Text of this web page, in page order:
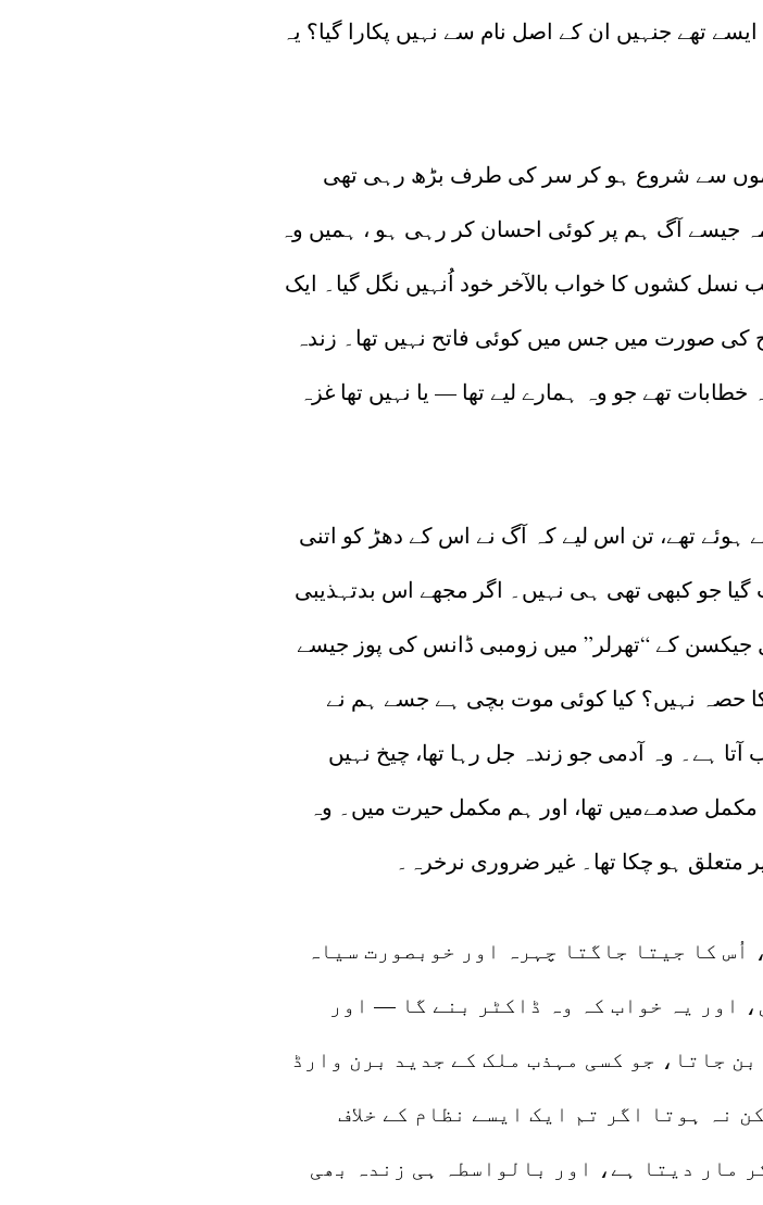
تھے جنہیں ان کے اصل نام سے نہیں پکارا گیا؟ یہ
سے شروع ہو کر سر کی طرف بڑھ رہی تھی
جیسے آگ ہم پر کوئی احسان کر رہی ہو ، ہمیں وہ
کشوں کا خواب بالآخر خود اُنہیں نگل گیا۔ ایک
کی صورت میں جس میں کوئی فاتح نہیں تھا۔ زندہ
تھے جو وہ ہمارے لیے تھا — یا نہیں تھا غزہ
ہوئے تھے، تن اس لیے کہ آگ نے اس کے دھڑ کو اتنی
جو کبھی تھی ہی نہیں۔ اگر مجھے اس بدتہذیبی
کے “تھرلر” میں زومبی ڈانس کی پوز جیسے
حصہ نہیں؟ کیا کوئی موت بچی ہے جسے ہم نے
ہے۔ وہ آدمی جو زندہ جل رہا تھا، چیخ نہیں
صدمےمیں تھا، اور ہم مکمل حیرت میں۔ وہ
متعلق ہو چکا تھا۔ غیر ضروری نرخرہ۔
کا جیتا جاگتا چہرہ اور خوبصورت سیاہ
اور یہ خواب کہ وہ ڈاکٹر بنے گا — اور
جاتا، جو کسی مہذب ملک کے جدید برن وارڈ
نہ ہوتا اگر تم ایک ایسے نظام کے خلاف
مار دیتا ہے، اور بالواسطہ ہی زندہ بھی